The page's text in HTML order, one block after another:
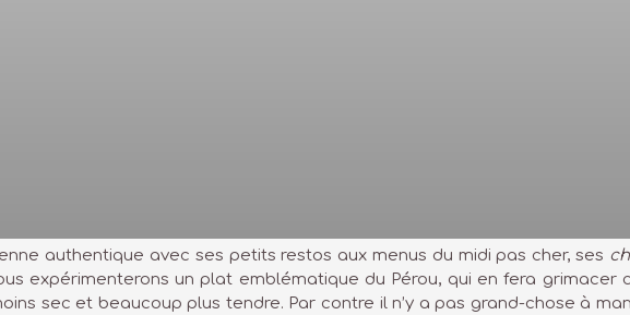
authentique avec ses petits restos aux menus du midi pas cher, ses
expérimenterons un plat emblématique du Pérou, qui en fera grimacer
sec et beaucoup plus tendre. Par contre il n’y a pas grand-chose à